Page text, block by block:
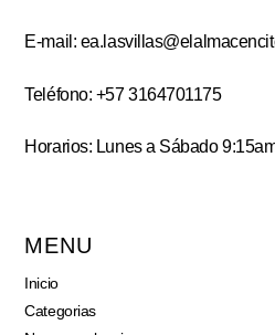
E-mail:
Teléfono: +57 3164701175
Horarios: Lunes a Sábado
MENU
Inicio
Categorias